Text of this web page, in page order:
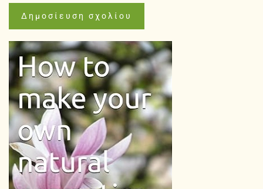
Δημοσίευση σχολίου